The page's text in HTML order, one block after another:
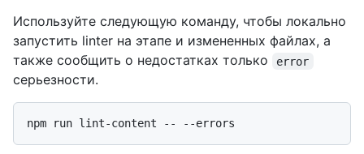
Используйте следующую команду, чтобы локально
запустить linter на этапе и измененных файлах, а
также сообщить о недостатках только
error
серьезности.